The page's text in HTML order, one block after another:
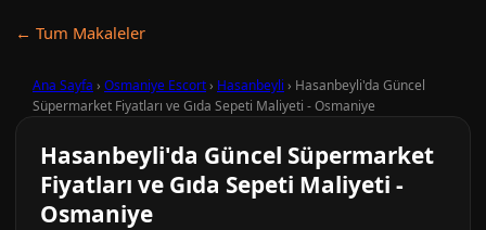
← Tum Makaleler
Ana Sayfa › Osmaniye Escort› Hasanbeyli › Hasanbeyli'da Güncel
Süpermarket Fiyatları ve Gıda Sepeti Maliyeti - Osmaniye
Hasanbeyli'da Güncel Süpermarket
Fiyatları ve Gıda Sepeti Maliyeti -
Osmaniye